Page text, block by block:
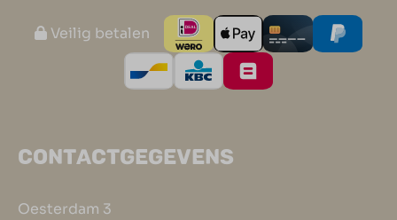
Veilig betalen
CONTACTGEGEVENS
Oesterdam 3